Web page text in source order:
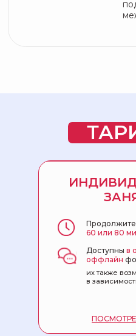
60 или 80
Доступны в
оффлайн
их также
в